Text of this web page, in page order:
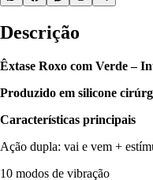
Descrição
Êxtase Roxo com Verde –
Produzido em silicone
Características principais
Ação dupla: vai e vem +
10 modos de vibração